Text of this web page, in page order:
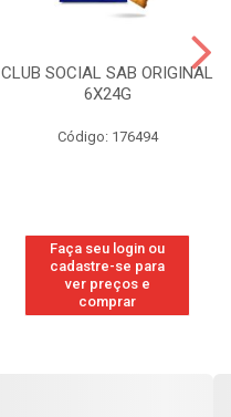
CLUB SOCIAL SAB ORIGINAL
6X24G
Código: 176494
Faça seu login ou
cadastre-se para
ver preços e
comprar